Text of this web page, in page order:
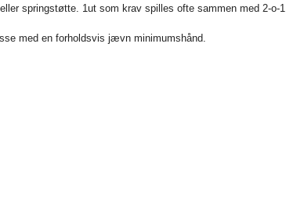
springstøtte. 1ut som krav spilles ofte sammen med 2-o-1
med en forholdsvis jævn minimumshånd.